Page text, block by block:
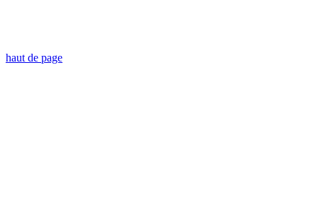
haut de page